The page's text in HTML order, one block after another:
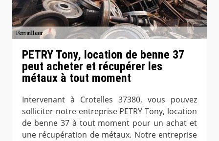
PETRY Tony, location de benne 37
peut acheter et récupérer les
métaux à tout moment
Intervenant à Crotelles 37380, vous pouvez
solliciter notre entreprise PETRY Tony, location
de benne 37 à tout moment pour un achat et
une récupération de métaux. Notre entreprise